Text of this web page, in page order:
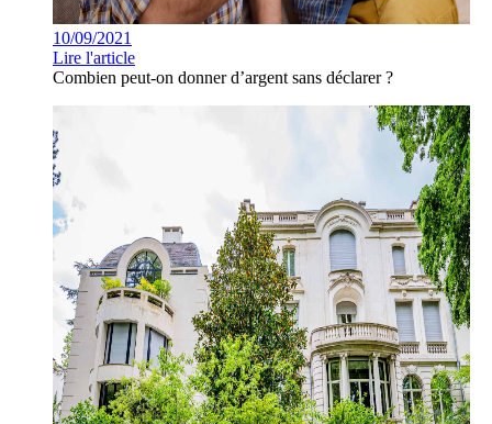
10/09/2021
Lire l'article
Combien peut-on donner d’argent sans déclarer ?